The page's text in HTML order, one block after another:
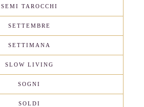
SEMI TAROCCHI
SETTEMBRE
SETTIMANA
SLOW LIVING
SOGNI
SOLDI